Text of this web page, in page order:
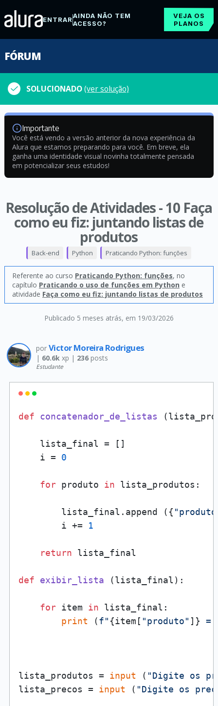
ENTRARAINDA NÃO TEM
ACESSO?
VEJA OS
PLANOS
FÓRUM
SOLUCIONADO(ver solução)
Importante
Você está vendo a versão anterior da nova experiência da
Alura que estamos preparando para você. Em breve, ela
ganha uma identidade visual novinha totalmente pensada
em potencializar seus estudos!
Resolução de Atividades - 10 Faça
como eu fiz: juntando listas de
produtos
Publicado 5 meses atrás, em 19/03/2026
Back-end Python Praticando Python: funções
Referente ao curso Praticando Python: funções, no
capítulo Praticando o uso de funções em Python e
atividade Faça como eu fiz: juntando listas de produtos
por Victor Moreira Rodrigues
| 60.6kxp | 236posts
Estudante
def concatenador_de_listas
    lista_final = []
    i =
0
for produto in lista_produtos:
        lista_final.append ({
        i +=
1
return lista_final
def exibir_lista (lista_final):
for item in lista_final:
print (f" {item[ "produto" ]} =
lista_produtos = input ( "Digite os
lista_precos = input ( "Digite os